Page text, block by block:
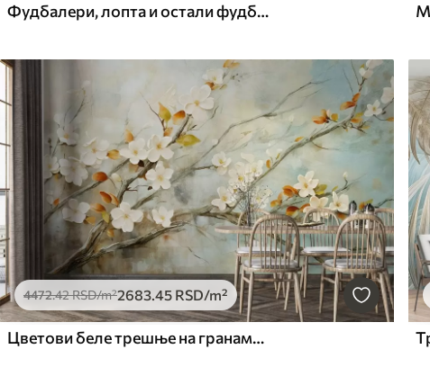
Фудбалери, лопта и остали фудбалски атрибути у плавим тоновима
4472.42RSD/m²2683.45 RSD/m²
Цветови беле трешње на гранама на мекој плавој и зеленој позадини у стилу уљаног сликарства